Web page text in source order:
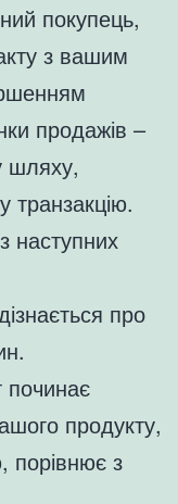
покупець,
з вашим
продажів –
шляху,
транзакцію.
наступних
про
починає
продукту,
порівнює з